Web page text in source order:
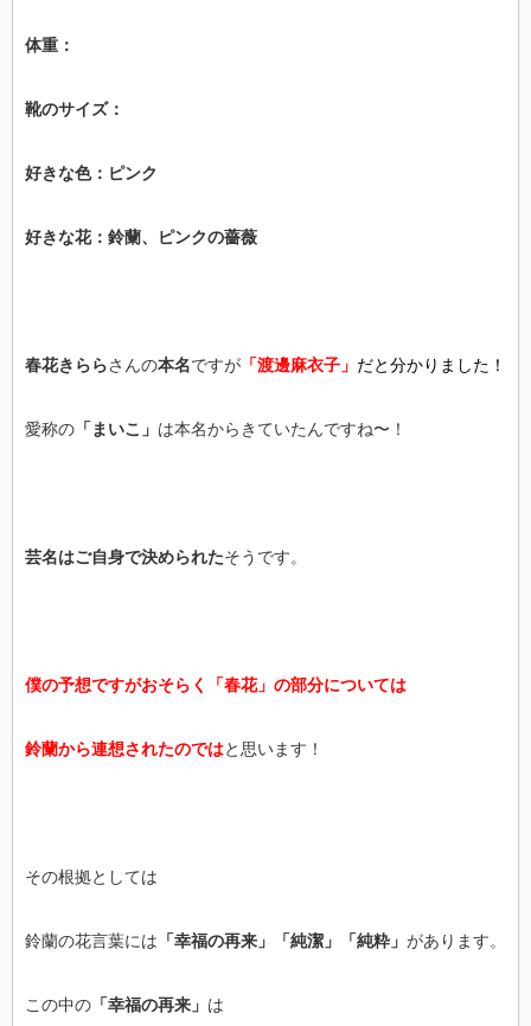
体重：
靴のサイズ：
好きな色：ピンク
好きな花：鈴蘭、ピンクの薔薇
春花きららさんの本名ですが 「渡邊麻衣子」 だと分かりました！
愛称の 「まいこ」 は本名からきていたんですね〜！
芸名はご自身で決められたそうです。
僕の予想ですがおそらく「春花」の部分については
鈴蘭から連想されたのではと思います！
その根拠としては
鈴蘭の花言葉には 「幸福の再来」「純潔」「純粋」 があります。
この中の 「幸福の再来」 は